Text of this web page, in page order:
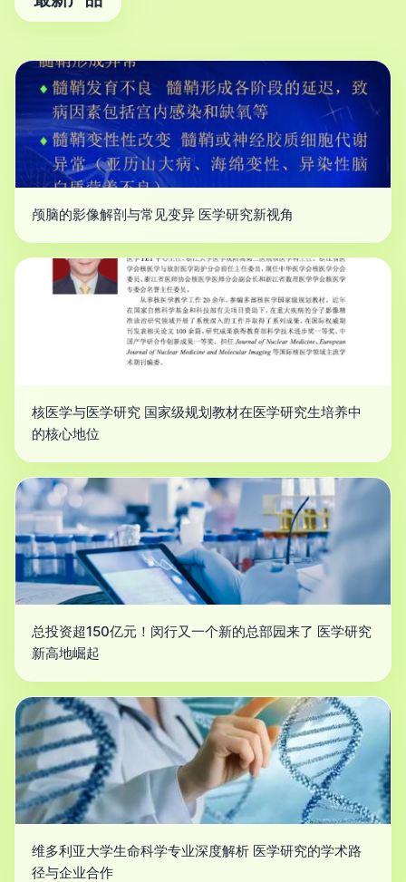
颅脑的影像解剖与常见变异 医学研究新视角
核医学与医学研究 国家级规划教材在医学研究生培养中
的核心地位
总投资超150亿元！闵行又一个新的总部园来了 医学研究
新高地崛起
维多利亚大学生命科学专业深度解析 医学研究的学术路
径与企业合作